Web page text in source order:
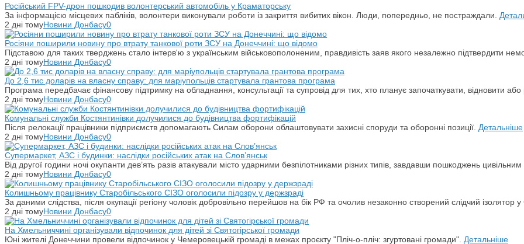
Російський FPV-дрон пошкодив волонтерський автомобіль у Краматорську
За інформацією місцевих пабліків, волонтери виконували роботи із закриття вибитих вікон. Люди, попередньо, не постраждали.
2 дні томуНовини Донбасу0
Росіяни поширили новину про втрату танкової роти ЗСУ на Донеччині: що відомо
Підставою для таких тверджень стало інтерв'ю з українським військовополоненим, правдивість заяв якого незалежно підтвердити
2 дні томуНовини Донбасу0
До 2,6 тис доларів на власну справу: для маріупольців стартувала грантова програма
Програма передбачає фінансову підтримку на обладнання, консультації та супровід для тих, хто планує започаткувати, відновити або
2 дні томуНовини Донбасу0
Комунальні служби Костянтинівки долучилися до будівництва фортифікацій
Після релокації працівники підприємств допомагають Силам оборони облаштовувати захисні споруди та оборонні позиції. Детальніше
2 дні томуНовини Донбасу0
Супермаркет, АЗС і будинки: наслідки російських атак на Слов’янськ
Від другої години ночі окупанти дев’ять разів атакували місто ударними безпілотниками різних типів, завдавши пошкоджень цивільним
2 дні томуНовини Донбасу0
Колишньому працівнику Старобільського СІЗО оголосили підозру у держзраді
За даними слідства, після окупації регіону чоловік добровільно перейшов на бік РФ та очолив незаконно створений слідчий ізолятор у
2 дні томуНовини Донбасу0
На Хмельниччині організували відпочинок для дітей зі Святогірської громади
Юні жителі Донеччини провели відпочинок у Чемеровецькій громаді в межах проєкту "Пліч-о-пліч: згуртовані громади". Детальніше